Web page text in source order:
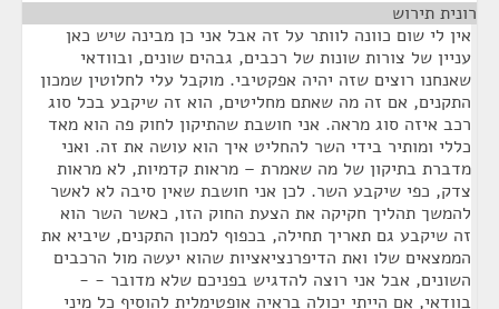
רונית תירוש
אין לי שום כוונה לוותר על זה אבל אני כן מבינה שיש כאן
עניין של צורות שונות של רכבים, גבהים שונים, ובוודאי
שאנחנו רוצים שזה יהיה אפקטיבי. מוקבל עלי לחלוטין שמכון
התקנים, אם זה מה שאתם מחליטים, הוא זה שיקבע בכל סוג
רכב איזה סוג מראה. אני חושבת שהתיקון לחוק פה הוא מאד
כללי ומותיר בידי השר להחליט איך הוא עושה את זה. ואני
מדברת בתיקון של מה שאמרת – מראות קדמיות, לא מראות
צדק, כפי שיקבע השר. לכן אני חושבת שאין סיבה לא לאשר
להמשך תהליך חקיקה את הצעת החוק הזו, כאשר השר הוא
זה שיקבע גם תאריך תחילה, בכפוף למכון התקנים, שיביא את
הממצאים שלו ואת הדיפרנציאציות שהוא יעשה מול הרכבים
השונים, אבל אני רוצה להדגיש בפניכם שלא מדובר - -
בוודאי, אם הייתי יכולה בראיה אופטימלית להוסיף כל מיני